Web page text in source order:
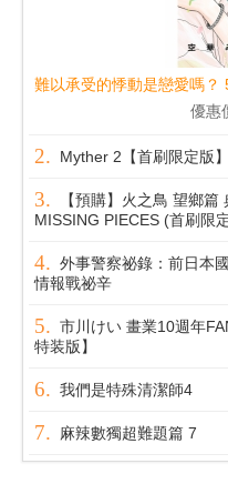
難以承受的悸動是戀愛嗎？
優惠
Myther 2【首刷限定版】
【預購】火之鳥 望鄉
MISSING PIECES (首刷限
外事警察祕錄：前日本
情報戰祕辛
市川けい 畫業10週年
特装版】
我們是特殊清潔師4
麻辣數獨超難題篇 7